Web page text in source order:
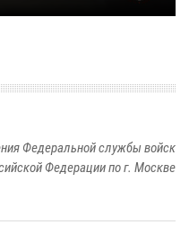
Федеральной службы войск
Федерации по г. Москве